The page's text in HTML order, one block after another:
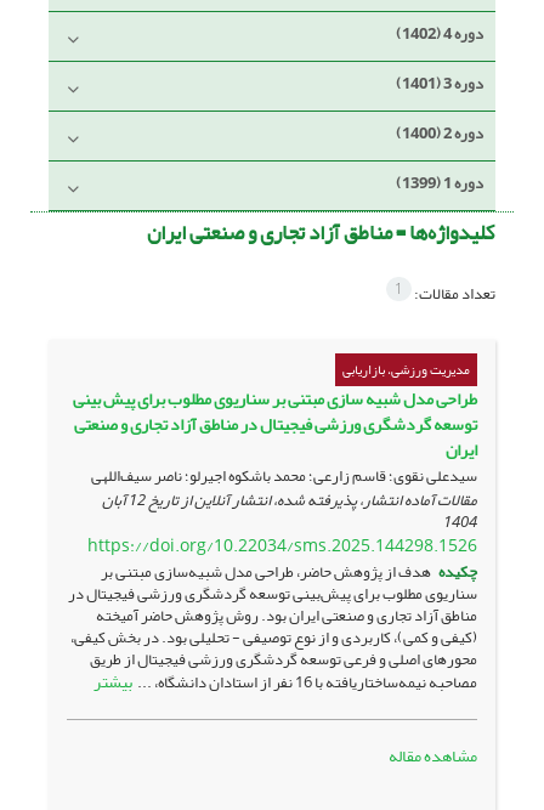
دوره 4 (1402)
دوره 3 (1401)
دوره 2 (1400)
دوره 1 (1399)
کلیدواژه‌ها =مناطق آزاد تجاری و صنعتی ایران
تعداد مقالات: 1
مدیریت ورزشی، بازاریابی
طراحی مدل شبیه سازی مبتنی بر سناریوی مطلوب برای پیش بینی
توسعه گردشگری ورزشی فیجیتال در مناطق آزاد تجاری و صنعتی
ایران
سیدعلی نقوی؛ قاسم زارعی؛ محمد باشکوه اجیرلو؛ ناصر سیف‌اللهی
مقالات آماده انتشار، پذیرفته شده، انتشار آنلاین از تاریخ 12 آبان
1404
https://doi.org/10.22034/sms.2025.144298.1526
چکیده هدف از پژوهش حاضر، طراحی مدل شبیه‌سازی مبتنی بر
سناریوی مطلوب برای پیش‌بینی توسعه گردشگری ورزشی فیجیتال در
مناطق آزاد تجاری و صنعتی ایران بود. روش پژوهش حاضر آمیخته
(کیفی و کمی)، کاربردی و از نوع توصیفی - تحلیلی بود. در بخش کیفی،
محورهای اصلی و فرعی توسعه گردشگری ورزشی فیجیتال از طریق
مصاحبه نیمه‌ساختاریافته با 16 نفر از استادان دانشگاه، ... بیشتر
مشاهده مقاله